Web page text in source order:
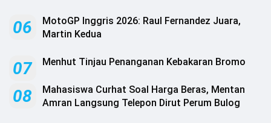
06
MotoGP Inggris 2026: Raul Fernandez Juara,
Martin Kedua
07 Menhut Tinjau Penanganan Kebakaran Bromo
08
Mahasiswa Curhat Soal Harga Beras, Mentan
Amran Langsung Telepon Dirut Perum Bulog